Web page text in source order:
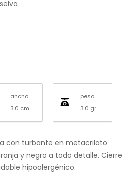
ancho
3.0 cm
peso
3.0 gr
con turbante en metacrilato
y negro a todo detalle. Cierre
hipoalergénico.